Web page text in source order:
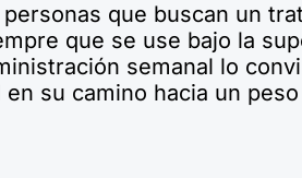
que buscan un
que se use bajo la
semanal lo
su camino hacia un